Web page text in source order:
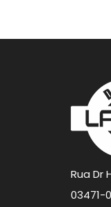
Rua Dr
03471-